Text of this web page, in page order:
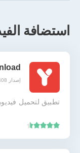
استضافة
إصدار 5.4.6.408
تطبيق لتحميل